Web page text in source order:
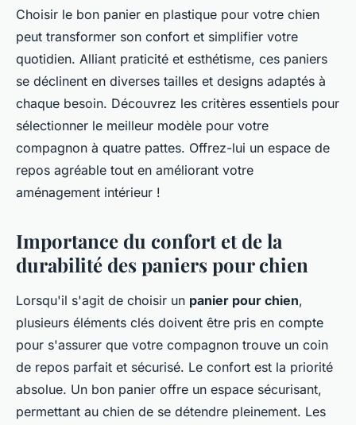
Choisir le bon panier en plastique pour votre chien
peut transformer son confort et simplifier votre
quotidien. Alliant praticité et esthétisme, ces paniers
se déclinent en diverses tailles et designs adaptés à
chaque besoin. Découvrez les critères essentiels pour
sélectionner le meilleur modèle pour votre
compagnon à quatre pattes. Offrez-lui un espace de
repos agréable tout en améliorant votre
aménagement intérieur !
Importance du confort et de la
durabilité des paniers pour chien
Lorsqu'il s'agit de choisir un panier pour chien,
plusieurs éléments clés doivent être pris en compte
pour s'assurer que votre compagnon trouve un coin
de repos parfait et sécurisé. Le confort est la priorité
absolue. Un bon panier offre un espace sécurisant,
permettant au chien de se détendre pleinement. Les